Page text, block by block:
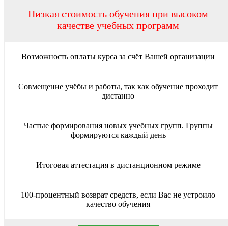
Низкая стоимость обучения при высоком
качестве учебных программ
Возможность оплаты курса за счёт Вашей организации
Совмещение учёбы и работы, так как обучение проходит
дистанно
Частые формирования новых учебных групп. Группы
формируются каждый день
Итоговая аттестация в дистанционном режиме
100-процентный возврат средств, если Вас не устроило
качество обучения